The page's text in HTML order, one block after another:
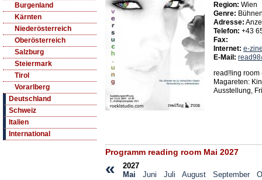
Burgenland
Kärnten
Niederösterreich
Oberösterreich
Salzburg
Steiermark
Tirol
Vorarlberg
Deutschland
Schweiz
Italien
International
Region: Wien
Genre:
Adresse:
Telefon: +43
Fax:
Internet: e-
E-Mail:
read!!ing room
Magareten:
Ausstellung,
Programm reading room Mai 2027
«
2027
Mai
Juni Juli August September